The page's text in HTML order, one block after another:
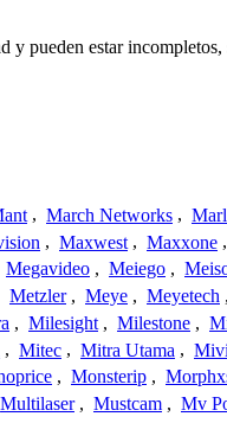
pueden estar incompletos,
, March Networks ,
, Maxwest , Maxxone ,
Megavideo , Meiego ,
Metzler , Meye , Meyetech ,
, Milesight , Milestone ,
, Mitec , Mitra Utama ,
, Monsterip ,
Multilaser , Mustcam , Mv